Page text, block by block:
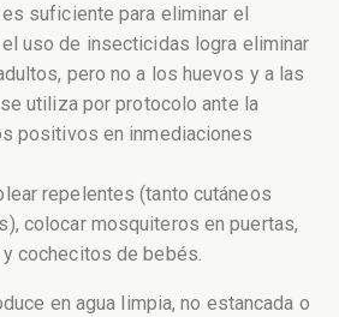
suficiente para eliminar el
uso de insecticidas logra eliminar
pero no a los huevos y a las
utiliza por protocolo ante la
positivos en inmediaciones
repelentes (tanto cutáneos
colocar mosquiteros en puertas,
cochecitos de bebés.
en agua limpia, no estancada o